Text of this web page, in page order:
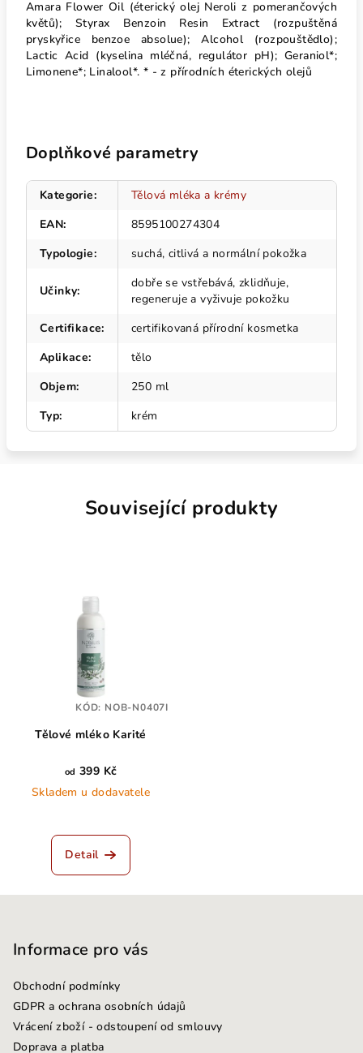
Amara Flower Oil (éterický olej Neroli z pomerančových
květů); Styrax Benzoin Resin Extract (rozpuštěná
pryskyřice benzoe absolue); Alcohol (rozpouštědlo);
Lactic Acid (kyselina mléčná, regulátor pH); Geraniol*;
Limonene*; Linalool*. * - z přírodních éterických olejů
Doplňkové parametry
Kategorie:
Tělová mléka a krémy
EAN:
8595100274304
Typologie: suchá, citlivá a normální pokožka
Učinky:
dobře se vstřebává, zklidňuje,
regeneruje a vyživuje pokožku
Certifikace:
certifikovaná přírodní kosmetka
Aplikace:
tělo
Objem:
250 ml
Typ: krém
Související produkty
Tělové mléko Karité
od 399 Kč
Skladem u dodavatele
Detail
KÓD: NOB-N0407I
Informace pro vás
Obchodní podmínky
GDPR a ochrana osobních údajů
Vrácení zboží - odstoupení od smlouvy
Doprava a platba